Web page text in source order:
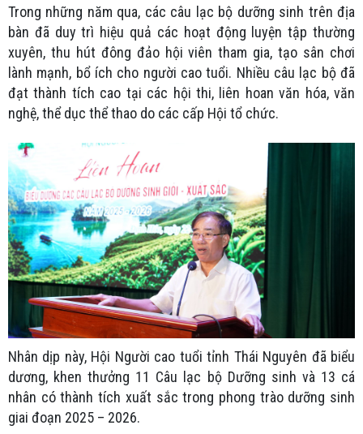
Trong những năm qua, các câu lạc bộ dưỡng sinh trên địa
bàn đã duy trì hiệu quả các hoạt động luyện tập thường
xuyên, thu hút đông đảo hội viên tham gia, tạo sân chơi
lành mạnh, bổ ích cho người cao tuổi. Nhiều câu lạc bộ đã
đạt thành tích cao tại các hội thi, liên hoan văn hóa, văn
nghệ, thể dục thể thao do các cấp Hội tổ chức.
Nhân dịp này, Hội Người cao tuổi tỉnh Thái Nguyên đã biểu
dương, khen thưởng 11 Câu lạc bộ Dưỡng sinh và 13 cá
nhân có thành tích xuất sắc trong phong trào dưỡng sinh
giai đoạn 2025 – 2026.